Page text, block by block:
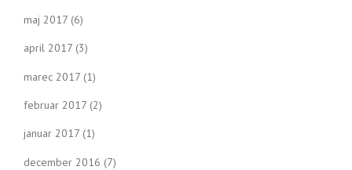
maj 2017 (6)
april 2017 (3)
marec 2017 (1)
februar 2017 (2)
januar 2017 (1)
december 2016 (7)